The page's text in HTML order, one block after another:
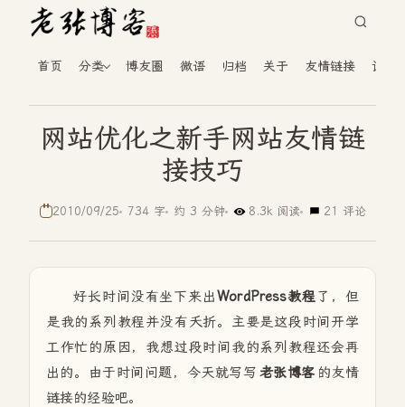
首页 分类 博友圈 微语 归档 关于 友情链接 读者
网站优化之新手网站友情链
接技巧
2010/09/25 734 字 约 3 分钟 8.3k 阅读 21 评论
好长时间没有坐下来出WordPress教程了，但
是我的系列教程并没有夭折。主要是这段时间开学
工作忙的原因，我想过段时间我的系列教程还会再
出的。由于时间问题，今天就写写 老张博客 的友情
链接的经验吧。